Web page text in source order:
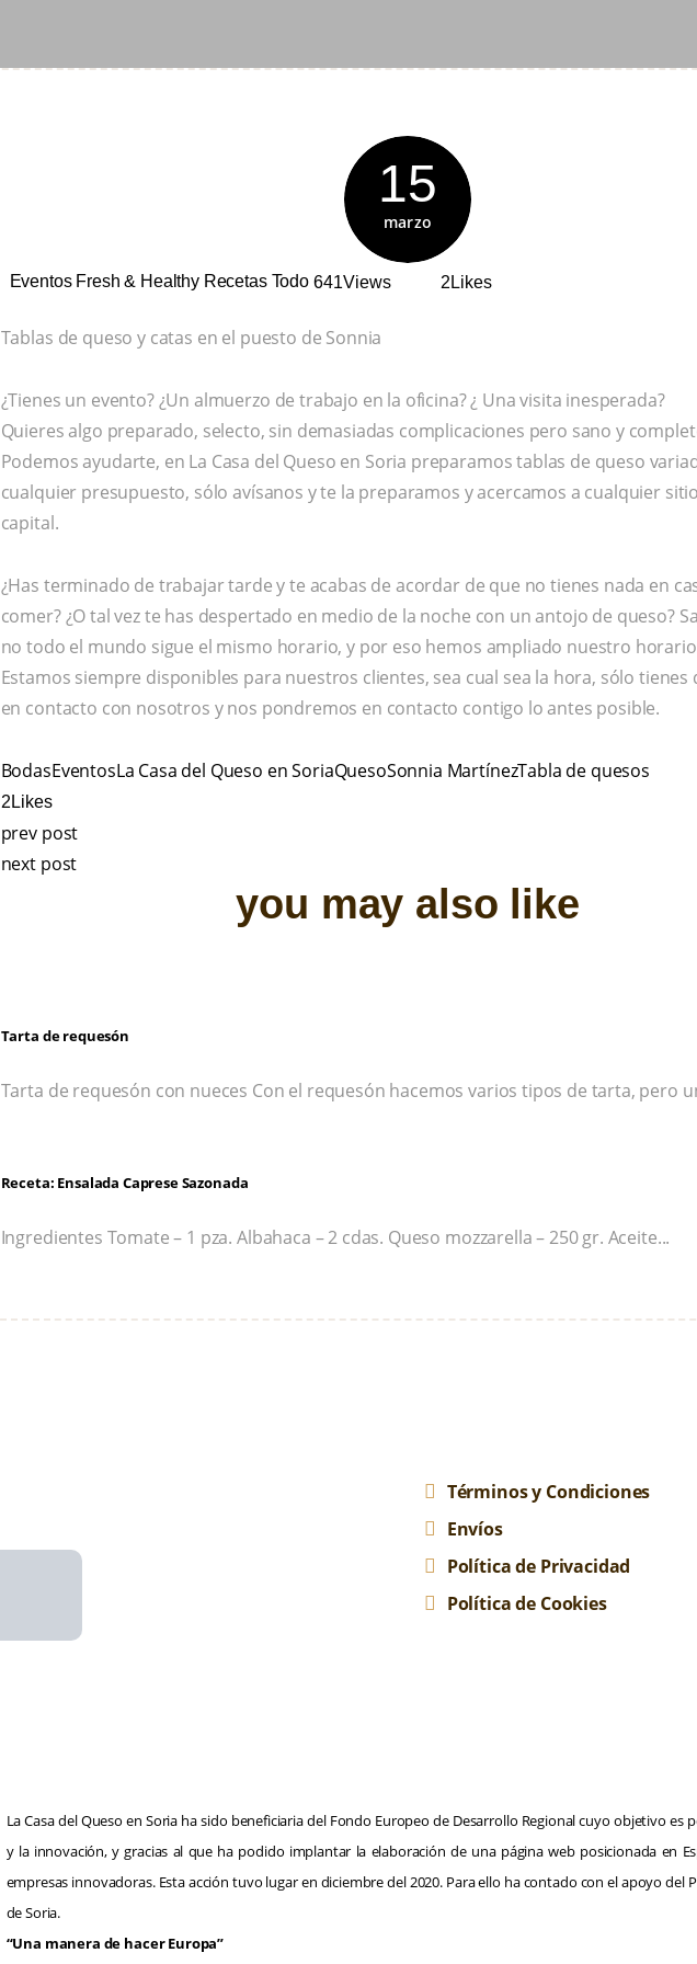
15
marzo
Eventos Fresh & Healthy Recetas Todo 641Views 2 Likes
Tablas de queso y catas en el puesto de Sonnia
¿Tienes un evento? ¿Un almuerzo de trabajo en la oficina? ¿ Una visita inesperada?
Quieres algo preparado, selecto, sin demasiadas complicaciones pero sano y
Podemos ayudarte, en La Casa del Queso en Soria preparamos tablas de queso
cualquier presupuesto, sólo avísanos y te la preparamos y acercamos a cualquier
capital.
¿Has terminado de trabajar tarde y te acabas de acordar de que no tienes nada en
comer? ¿O tal vez te has despertado en medio de la noche con un antojo de queso?
no todo el mundo sigue el mismo horario, y por eso hemos ampliado nuestro
Estamos siempre disponibles para nuestros clientes, sea cual sea la hora, sólo tienes
en contacto con nosotros y nos pondremos en contacto contigo lo antes posible.
BodasEventosLa Casa del Queso en SoriaQuesoSonnia MartínezTabla de quesos
2Likes
prev post
next post
you may also like
Tarta de requesón
Tarta de requesón con nueces Con el requesón hacemos varios tipos de tarta, pero
Receta: Ensalada Caprese Sazonada
Ingredientes Tomate – 1 pza. Albahaca – 2 cdas. Queso mozzarella – 250 gr. Aceite...
Términos y Condiciones
Envíos
Política de Privacidad
Política de Cookies
La Casa del Queso en Soria ha sido beneficiaria del Fondo Europeo de Desarrollo Regional cuyo objetivo
y la innovación, y gracias al que ha podido implantar la elaboración de una página web posicionada en
empresas innovadoras. Esta acción tuvo lugar en diciembre del 2020. Para ello ha contado con el apoyo del
de Soria.
“Una manera de hacer Europa”